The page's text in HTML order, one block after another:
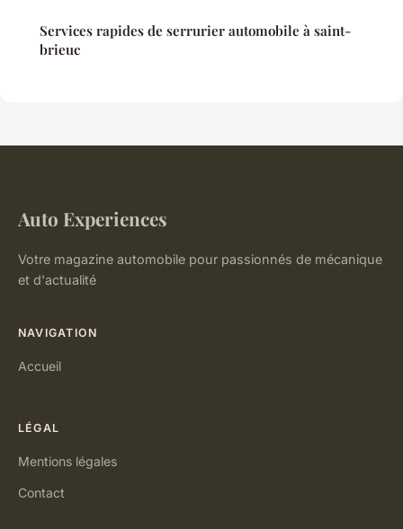
Services rapides de serrurier automobile à saint-
brieuc
Auto Experiences
Votre magazine automobile pour passionnés de mécanique
et d'actualité
NAVIGATION
Accueil
LÉGAL
Mentions légales
Contact